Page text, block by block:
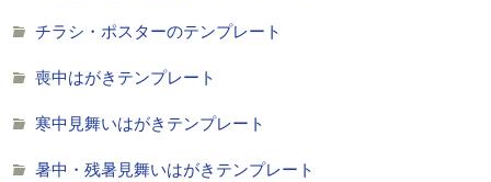
チラシ・ポスターのテンプレート
喪中はがきテンプレート
寒中見舞いはがきテンプレート
暑中・残暑見舞いはがきテンプレート